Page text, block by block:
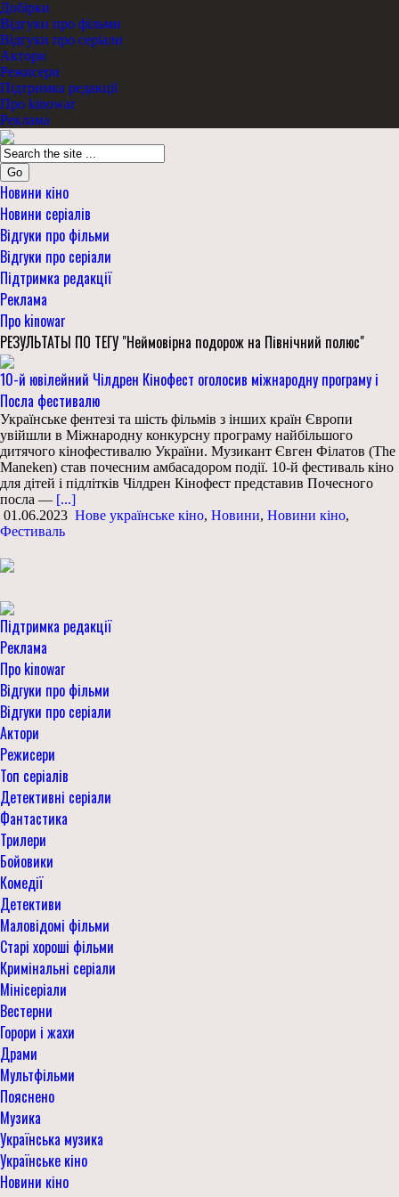
Добірки
Відгуки про фільми
Відгуки про серіали
Актори
Режисери
Підтримка редакції
Про kinowar
Реклама
Go
Новини кіно
Новини серіалів
Відгуки про фільми
Відгуки про серіали
Підтримка редакції
Реклама
Про kinowar
РЕЗУЛЬТАТЫ ПО ТЕГУ "Неймовірна подорож на Північний полюс"
10-й ювілейний Чілдрен Кінофест оголосив міжнародну програму і
Посла фестивалю
Українське фентезі та шість фільмів з інших країн Європи
увійшли в Міжнародну конкурсну програму найбільшого
дитячого кінофестивалю України. Музикант Євген Філатов (The
Maneken) став почесним амбасадором події. 10-й фестиваль кіно
для дітей і підлітків Чілдрен Кінофест представив Почесного
посла — [...]
01.06.2023 Нове українське кіно, Новини, Новини кіно,
Фестиваль
Підтримка редакції
Реклама
Про kinowar
Відгуки про фільми
Відгуки про серіали
Актори
Режисери
Топ серіалів
Детективні серіали
Фантастика
Трилери
Бойовики
Комедії
Детективи
Маловідомі фільми
Старі хороші фільми
Кримінальні серіали
Мінісеріали
Вестерни
Горори і жахи
Драми
Мультфільми
Пояснено
Музика
Українська музика
Українське кіно
Новини кіно